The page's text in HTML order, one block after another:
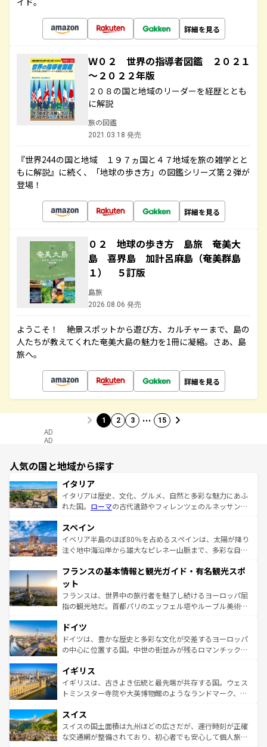
詳細を見る
Ｗ０２ 世界の指導者図鑑 ２０２１
～２０２２年版
２０８の国と地域のリーダーを経歴ととも
に解説
旅の図鑑
2021.03.18 発売
『世界244の国と地域 １９７ヵ国と４７地域を旅の雑学とと
もに解説』に続く、「地球の歩き方」の図鑑シリーズ第２弾が
登場！
詳細を見る
０２ 地球の歩き方 島旅 奄美大
島 喜界島 加計呂麻島（奄美群島
１） ５訂版
島旅
2026.08.06 発売
ようこそ！ 絶景スポットから遊び方、カルチャーまで、島の
人たちが教えてくれた奄美大島の魅力を1冊に凝縮。さあ、島
旅へ。
詳細を見る
1 2 3 … 15
AD
AD
人気の国と地域から探す
イタリア
イタリアは歴史、文化、グルメ、自然と多彩な魅力にあふ
れた国。 ローマの古代遺跡やフィレンツェのルネッサンス
ろん、トスカーナの美しい田園風景やアマルフィ海岸の絶
景など、自然景観も見逃せない。観光の合間には、本場の
ピザやパスタなど、絶品のイタリア料理を堪能することも
ませてくれるイタリアで、忘れられない旅をしてみよう！
なお、新着のイタリア情報は
しい。
スペイン
イベリア半島のほぼ80％を占めるスペインは、太陽が降り
注ぐ地中海沿岸から雄大なピレネー山脈まで、多彩な自然
文化が根付くこの国では、情熱的なフラメンコ、熱気あふ
れる闘牛、そして美味しいタパスが生活の一部となってい
る。首都マドリードの洗練された雰囲気や、バルセロナの
アートに溢れた街角から、地方では古代ローマ遺跡や中世
せる。地方によって風土や気候が異なるスペインはその個
性で訪れる人を魅了する。 なお、新着のスペイン情報は コ
ンテンツ一覧を参照してほしい。
フランスの基本情報と観光ガイド・有名観光スポ
ット
フランスは、世界中の旅行者を魅了し続けるヨーロッパ屈
指の観光地だ。首都パリのエッフェル塔やルーブル美術館
で、幅広い魅力が詰まっている。華麗な宮殿、歴史的な大
聖堂、美しいビーチ、そして豊かな自然が、訪れる者を心
から魅了する。また、フランスは美食の国としても知ら
いる。シャンパンの発祥地であるランス、プロヴァンスの
香り高いラベンダー畑など、多彩な楽しみ方が可能だ。さ
らに、パリ以外の地域にも魅力が溢れており、どの街角に
れる地方に足を運ぶとそれぞれで全く異なる文化を体験で
きるだろう。 なお、新着のフランス情報はコンテンツ一覧
を参照してほしい。
ドイツ
ドイツは、豊かな歴史と多彩な文化が交差するヨーロッパ
の中心に位置する国。中世の街並みが残るロマンチック街
顔を持つこの国は、どこを歩いても飽きることがない。ベ
ルリンの文化的活気、バイエルン州のアルプスの絶景、そ
してライン川沿いのワイン畑といった風景は必見。ビール
は、お酒好きな人にはぜひ体験してほしい。 なお、新着の
ドイツ情報はコンテンツ一覧を参照してほしい。
イギリス
イギリスは、古きよき伝統と最先端が共存する国。ウェス
トミンスター寺院や大英博物館のようなランドマーク、歴
リアごとに異なる魅力がある。また、優雅なアフタヌーン
ティー、ビール好きにはたまらない英国パブ、サッカー観
戦など、本場だからこそできる体験も豊富。イギリスを旅
スイス
スイスの国土面積は九州ほどの広さだが、運行時刻が正確
な交通網が整備されており、初心者でも安心して個人旅行